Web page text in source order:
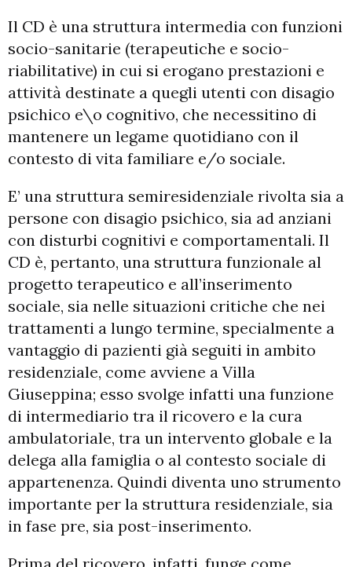
Il CD è una struttura intermedia con funzioni
socio-sanitarie (terapeutiche e socio-
riabilitative) in cui si erogano prestazioni e
attività destinate a quegli utenti con disagio
psichico e\o cognitivo, che necessitino di
mantenere un legame quotidiano con il
contesto di vita familiare e/o sociale.
E’ una struttura semiresidenziale rivolta sia a
persone con disagio psichico, sia ad anziani
con disturbi cognitivi e comportamentali. Il
CD è, pertanto, una struttura funzionale al
progetto terapeutico e all’inserimento
sociale, sia nelle situazioni critiche che nei
trattamenti a lungo termine, specialmente a
vantaggio di pazienti già seguiti in ambito
residenziale, come avviene a Villa
Giuseppina; esso svolge infatti una funzione
di intermediario tra il ricovero e la cura
ambulatoriale, tra un intervento globale e la
delega alla famiglia o al contesto sociale di
appartenenza. Quindi diventa uno strumento
importante per la struttura residenziale, sia
in fase pre, sia post-inserimento.